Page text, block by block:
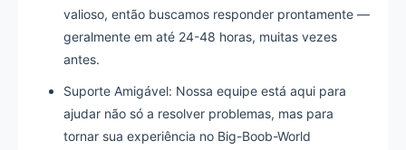
valioso, então buscamos responder prontamente —
geralmente em até 24-48 horas, muitas vezes
antes.
Suporte Amigável: Nossa equipe está aqui para
ajudar não só a resolver problemas, mas para
tornar sua experiência no Big-Boob-World